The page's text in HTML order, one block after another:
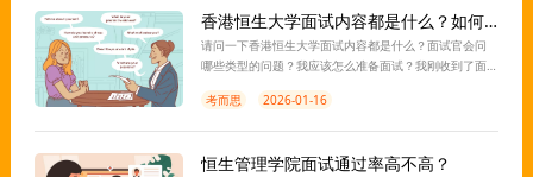
香港恒生大学面试内容都是什么？如何准备面试？
请问一下香港恒生大学面试内容都是什么？面试官会问
哪些类型的问题？我应该怎么准备面试？我刚收到了面
谢！
考而思 2026-01-16
恒生管理学院面试通过率高不高？